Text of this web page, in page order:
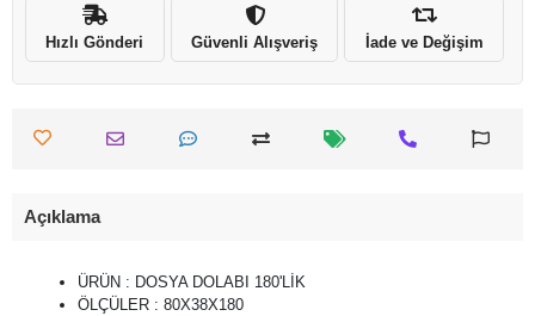
Hızlı Gönderi Güvenli Alışveriş İade ve Değişim
Açıklama
ÜRÜN : DOSYA DOLABI 180'LİK
ÖLÇÜLER : 80X38X180